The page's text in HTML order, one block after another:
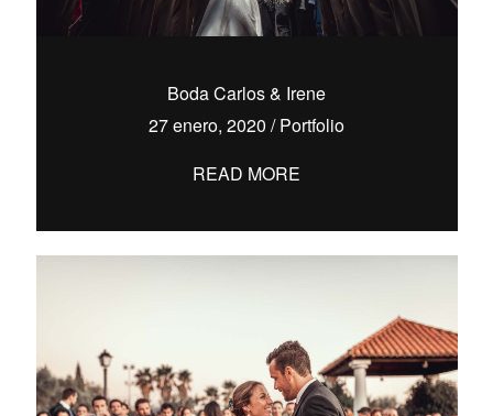
Boda Carlos & Irene
27 enero, 2020 /Portfolio
READ MORE